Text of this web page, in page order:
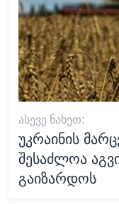
ᲐᲡᲔᲕᲔ ᲜᲐᲮᲔᲗ:
უკრაინის
შესაძლოა
გაიზარდოს